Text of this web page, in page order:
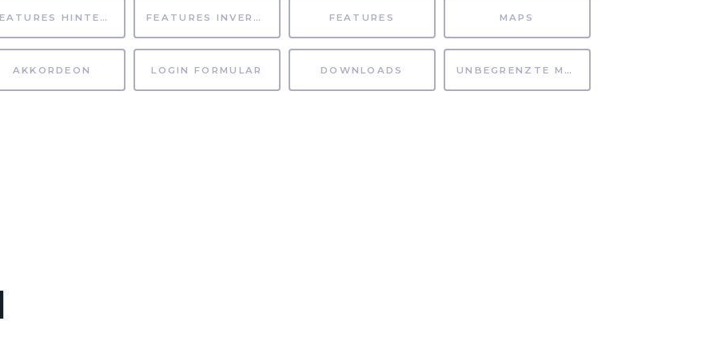
FEATURES HINTERGRUND FEATURES INVERTIERT FEATURES MAPS
AKKORDEON LOGIN FORMULAR DOWNLOADS UNBEGRENZTE MÖGLICHKEITEN